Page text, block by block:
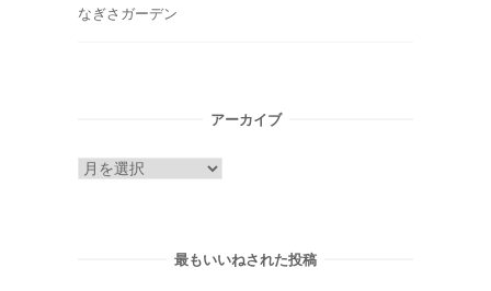
なぎさガーデン
アーカイブ
ア
最もいいねされた投稿